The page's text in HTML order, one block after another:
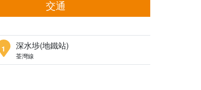
交通
1 深水埗(地鐵站)
荃灣線